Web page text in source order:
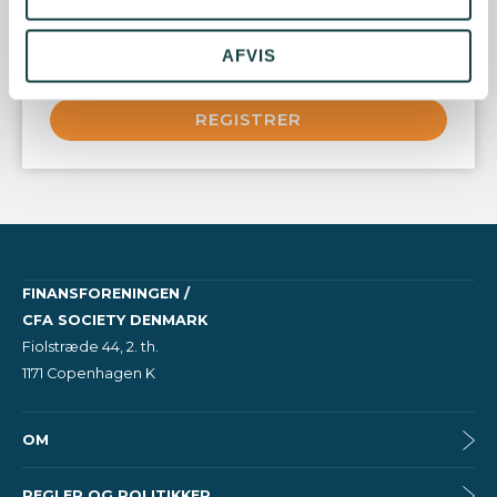
AFVIS
Denmark
LÆS MERE
REGISTRER
FINANSFORENINGEN /
CFA SOCIETY DENMARK
Fiolstræde 44, 2. th.
1171 Copenhagen K
OM